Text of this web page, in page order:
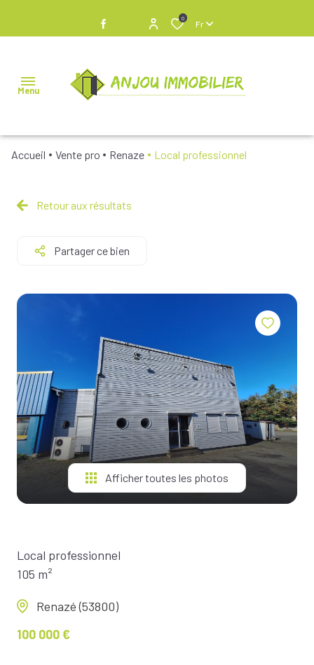
0
Fr
Menu
VENDRE
BIENS
ESTIMEZ
VOTRE
BIEN
NOTRE
ÉQUIPE
Accueil Vente pro Renaze Local professionnel
Retour aux résultats
Partager ce bien
Afficher toutes les photos
Local professionnel
105 m²
Renazé (53800)
100 000 €